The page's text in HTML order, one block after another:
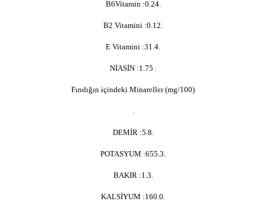
B6Vitamin :0.24.
B2 Vitamini :0.12.
E Vitamini :31.4.
NİASİN :1.75 .
Fındığın içindeki Minareller (mg/100)
DEMİR :5.8.
POTASYUM :655.3.
BAKIR :1.3.
KALSİYUM :160.0.